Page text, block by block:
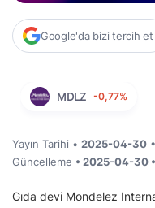
Google'da bizi tercih et
MDLZ -0,77%
Yayın Tarihi • 2025-04-30
Güncelleme • 2025-04-30 •
Gıda devi Mondelez